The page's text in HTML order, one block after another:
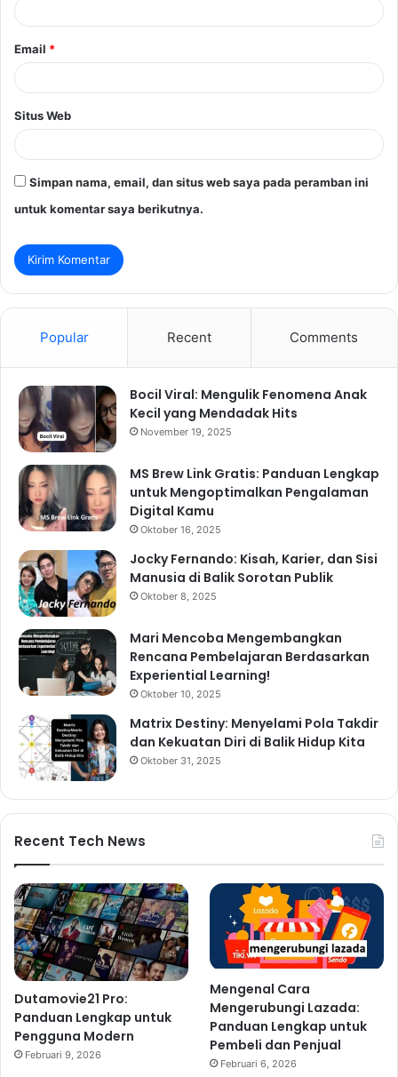
Email *
Situs Web
Simpan nama, email, dan situs web saya pada peramban ini
untuk komentar saya berikutnya.
Popular Recent Comments
Bocil Viral: Mengulik Fenomena Anak
Kecil yang Mendadak Hits
November 19, 2025
MS Brew Link Gratis: Panduan Lengkap
untuk Mengoptimalkan Pengalaman
Digital Kamu
Oktober 16, 2025
Jocky Fernando: Kisah, Karier, dan Sisi
Manusia di Balik Sorotan Publik
Oktober 8, 2025
Mari Mencoba Mengembangkan
Rencana Pembelajaran Berdasarkan
Experiential Learning!
Oktober 10, 2025
Matrix Destiny: Menyelami Pola Takdir
dan Kekuatan Diri di Balik Hidup Kita
Oktober 31, 2025
Recent Tech News
Dutamovie21 Pro:
Panduan Lengkap untuk
Pengguna Modern
Februari 9, 2026
Mengenal Cara
Mengerubungi Lazada:
Panduan Lengkap untuk
Pembeli dan Penjual
Februari 6, 2026